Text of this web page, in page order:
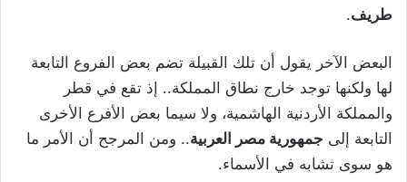
طريف.
البعض الآخر يقول أن تلك القبيلة تضم بعض الفروع التابعة
لها ولكنها توجد خارج نطاق المملكة.. إذ تقع في قطر
والمملكة الأردنية الهاشمية، ولا سيما بعض الأفرع الأخرى
التابعة إلى جمهورية مصر العربية.. ومن المرجح أن الأمر ما
هو سوى تشابه في الأسماء.